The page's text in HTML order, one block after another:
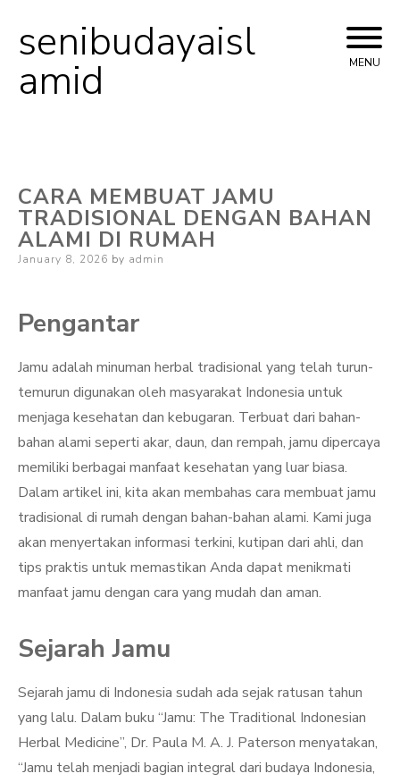
Skip
to
senibudayaisl
amid MENU
CARA MEMBUAT JAMU
TRADISIONAL DENGAN BAHAN
ALAMI DI RUMAH
Posted
January 8, 2026 by admin
Pengantar
Jamu adalah minuman herbal tradisional yang telah turun-
temurun digunakan oleh masyarakat Indonesia untuk
menjaga kesehatan dan kebugaran. Terbuat dari bahan-
bahan alami seperti akar, daun, dan rempah, jamu dipercaya
memiliki berbagai manfaat kesehatan yang luar biasa.
Dalam artikel ini, kita akan membahas cara membuat jamu
tradisional di rumah dengan bahan-bahan alami. Kami juga
akan menyertakan informasi terkini, kutipan dari ahli, dan
tips praktis untuk memastikan Anda dapat menikmati
manfaat jamu dengan cara yang mudah dan aman.
Sejarah Jamu
Sejarah jamu di Indonesia sudah ada sejak ratusan tahun
yang lalu. Dalam buku “Jamu: The Traditional Indonesian
Herbal Medicine”, Dr. Paula M. A. J. Paterson menyatakan,
“Jamu telah menjadi bagian integral dari budaya Indonesia,